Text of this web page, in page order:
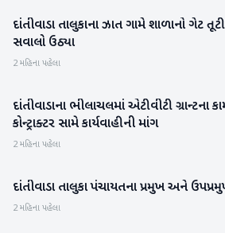
બનાસકાંઠા
દાંતીવાડા તાલુકાના ઝાત ગામે શાળાનો ગેટ
સવાલો ઉઠ્યા
2 મહિના પહેલા
બનાસકાંઠા
દાંતીવાડાના ભીલાચલમાં એટીવીટી ગ્રાન્ટના
કોન્ટ્રાક્ટર સામે કાર્યવાહીની માંગ
2 મહિના પહેલા
બનાસકાંઠા
દાંતીવાડા તાલુકા પંચાયતના પ્રમુખ અને
2 મહિના પહેલા